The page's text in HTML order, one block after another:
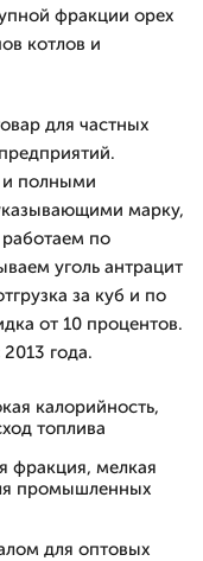
фракции орех
котлов и
для частных
и полными
марку,
по
уголь антрацит
за куб и по
от 10 процентов.
года.
калорийность,
топлива
фракция, мелкая
промышленных
для оптовых